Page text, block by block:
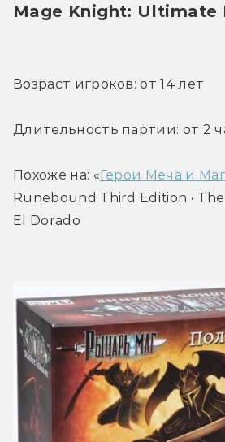
Mage Knight: Ultimate
Возраст игроков: от 14 лет
Длительность партии: от 2
Похоже на: «Герои Меча и
Runebound Third Edition •
El Dorado